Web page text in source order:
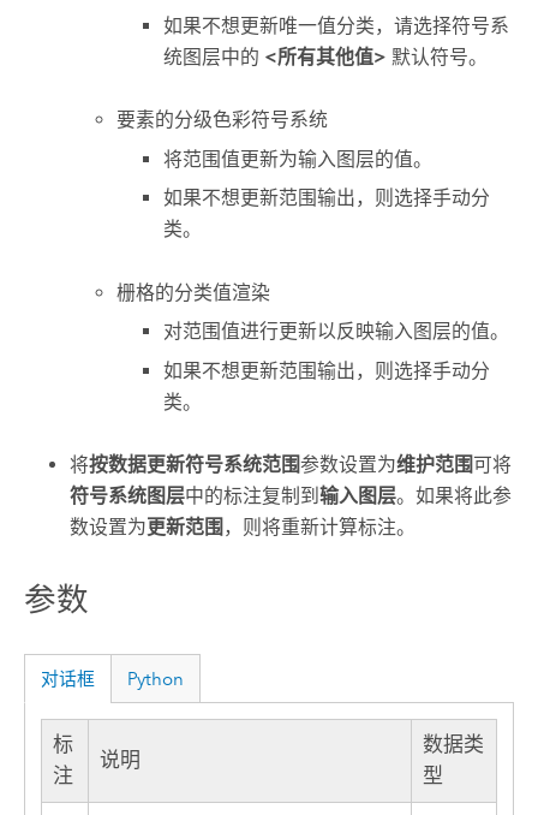
如果不想更新唯一值分类，请选择符号系
统图层中的 <所有其他值> 默认符号。
要素的分级色彩符号系统
将范围值更新为输入图层的值。
如果不想更新范围输出，则选择手动分
类。
栅格的分类值渲染
对范围值进行更新以反映输入图层的值。
如果不想更新范围输出，则选择手动分
类。
将按数据更新符号系统范围参数设置为维护范围可将
符号系统图层中的标注复制到输入图层。如果将此参
数设置为更新范围 ，则将重新计算标注。
参数
对话框 Python
标
注
说明
数据类
型